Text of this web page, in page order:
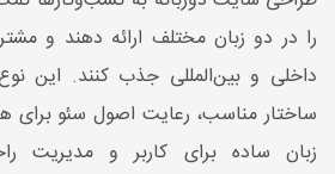
را در دو زبان مختلف ارائه دهند و
داخلی و بین‌المللی جذب کنند. این
ساختار مناسب، رعایت اصول سئو برای
زبان ساده برای کاربر و مدیریت